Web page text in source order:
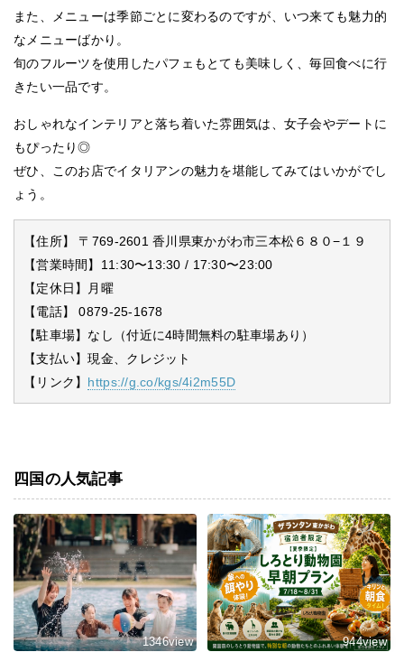
また、メニューは季節ごとに変わるのですが、いつ来ても魅力的
なメニューばかり。
旬のフルーツを使用したパフェもとても美味しく、毎回食べに行
きたい一品です。
おしゃれなインテリアと落ち着いた雰囲気は、女子会やデートに
もぴったり◎
ぜひ、このお店でイタリアンの魅力を堪能してみてはいかがでし
ょう。
【住所】 〒769-2601 香川県東かがわ市三本松６８０−１９
【営業時間】11:30〜13:30 / 17:30〜23:00
【定休日】月曜
【電話】 0879-25-1678
【駐車場】なし（付近に4時間無料の駐車場あり）
【支払い】現金、クレジット
【リンク】 https://g.co/kgs/4i2m55D
四国の人気記事
1346view 944view